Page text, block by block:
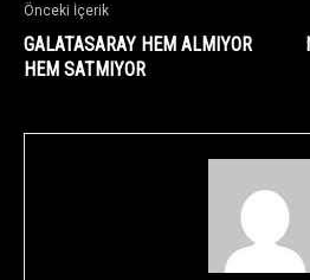
Önceki İçerik
GALATASARAY HEM ALMIYOR
HEM SATMIYOR